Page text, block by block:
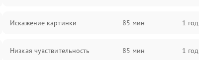
Искажение картинки 85 мин 1 год
Низкая чувствительность 85 мин 1 год